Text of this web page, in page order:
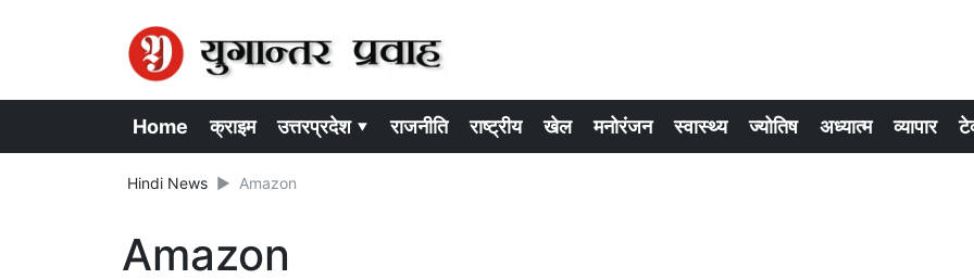
Home क्राइम उत्तरप्रदेश ▾ राजनीति राष्ट्रीय खेल मनोरंजन स्वास्थ्य ज्योतिष अध्यात्म व्यापार
Hindi News Amazon
Amazon